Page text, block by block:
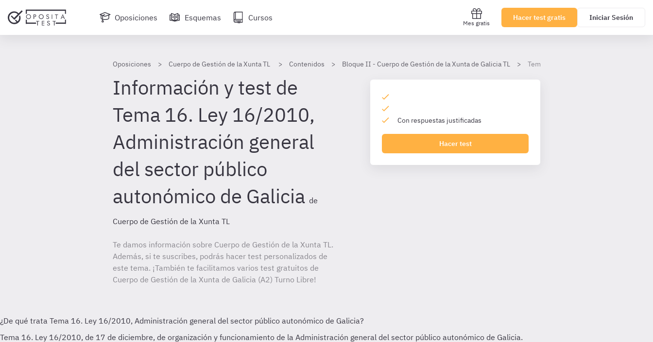
Oposiciones Esquemas Cursos
Mes gratis
Hacer test gratis Iniciar Sesión
Oposiciones Cuerpo de Gestión de la Xunta TL Contenidos Bloque II - Cuerpo de Gestión de la Xunta de Galicia TL Tema 16. Ley 16/2010, Administración
Información y test de
Tema 16. Ley 16/2010,
Administración general
del sector público
autonómico de Galicia de
Cuerpo de Gestión de la Xunta TL
Te damos información sobre Cuerpo de Gestión de la Xunta TL.
Además, si te suscribes, podrás hacer test personalizados de
este tema. ¡También te facilitamos varios test gratuitos de
Cuerpo de Gestión de la Xunta de Galicia (A2) Turno Libre!
Con respuestas justificadas
Hacer test